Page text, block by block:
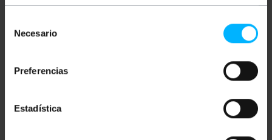
Necesario
Preferencias
Estadística
Specificaties
Kern- en bekledingssectie van het type 50/125
LC/PC naar LC/PC.
De totale doorsnede van elke kabel is 2 mm
geoptimaliseerde 50 µm/125 µm multimode
optische vezels die snelheden tot 10 Gigabit